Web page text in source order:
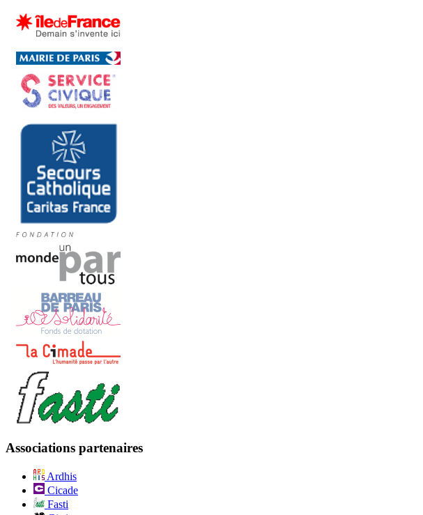
Associations partenaires
Ardhis
Cicade
Fasti